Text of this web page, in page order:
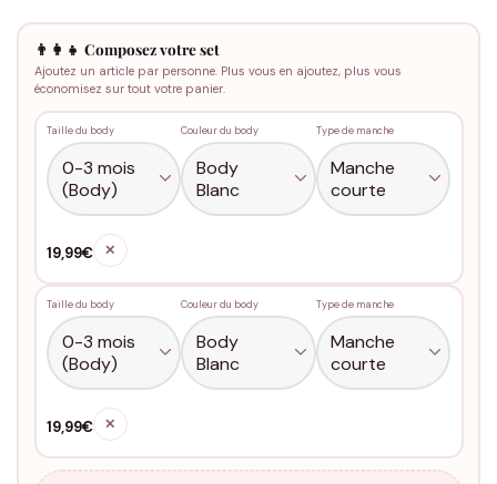
👨‍👩‍👧 Composez votre set
Ajoutez un article par personne. Plus vous en ajoutez, plus vous
économisez sur tout votre panier.
Taille du body Couleur du body Type de manche
19,99€ ✕
Taille du body Couleur du body Type de manche
19,99€ ✕